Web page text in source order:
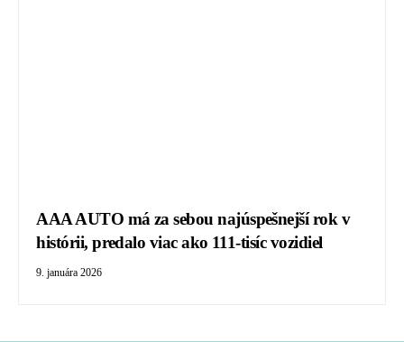
AAA AUTO má za sebou najúspešnejší rok v
histórii, predalo viac ako 111-tisíc vozidiel
9. januára 2026